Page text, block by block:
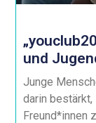
und
Junge
darin
Freund*innen